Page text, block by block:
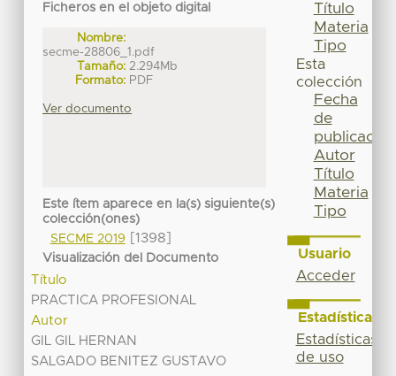
Ficheros en el objeto digital
Nombre:
secme-28806_1.pdf
Tamaño: 2.294Mb
Formato: PDF
Ver documento
Este ítem aparece en la(s) siguiente(s)
colección(ones)
SECME 2019
[1398]
Visualización del Documento
Título
PRACTICA PROFESIONAL
Autor
GIL GIL HERNAN
SALGADO BENITEZ GUSTAVO
Título
Materia
Tipo
Esta
colección
Fecha
de
publicación
Autor
Título
Materia
Tipo
Usuario
Acceder
Estadísticas
Estadísticas
de uso